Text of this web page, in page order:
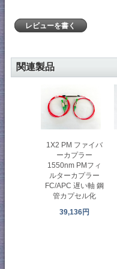
レビューを書く
関連製品
1X2 PM ファイバ
ーカプラー
1550nm PMフィ
ルターカプラー
FC/APC 遅い軸 鋼
管カプセル化
39,136円